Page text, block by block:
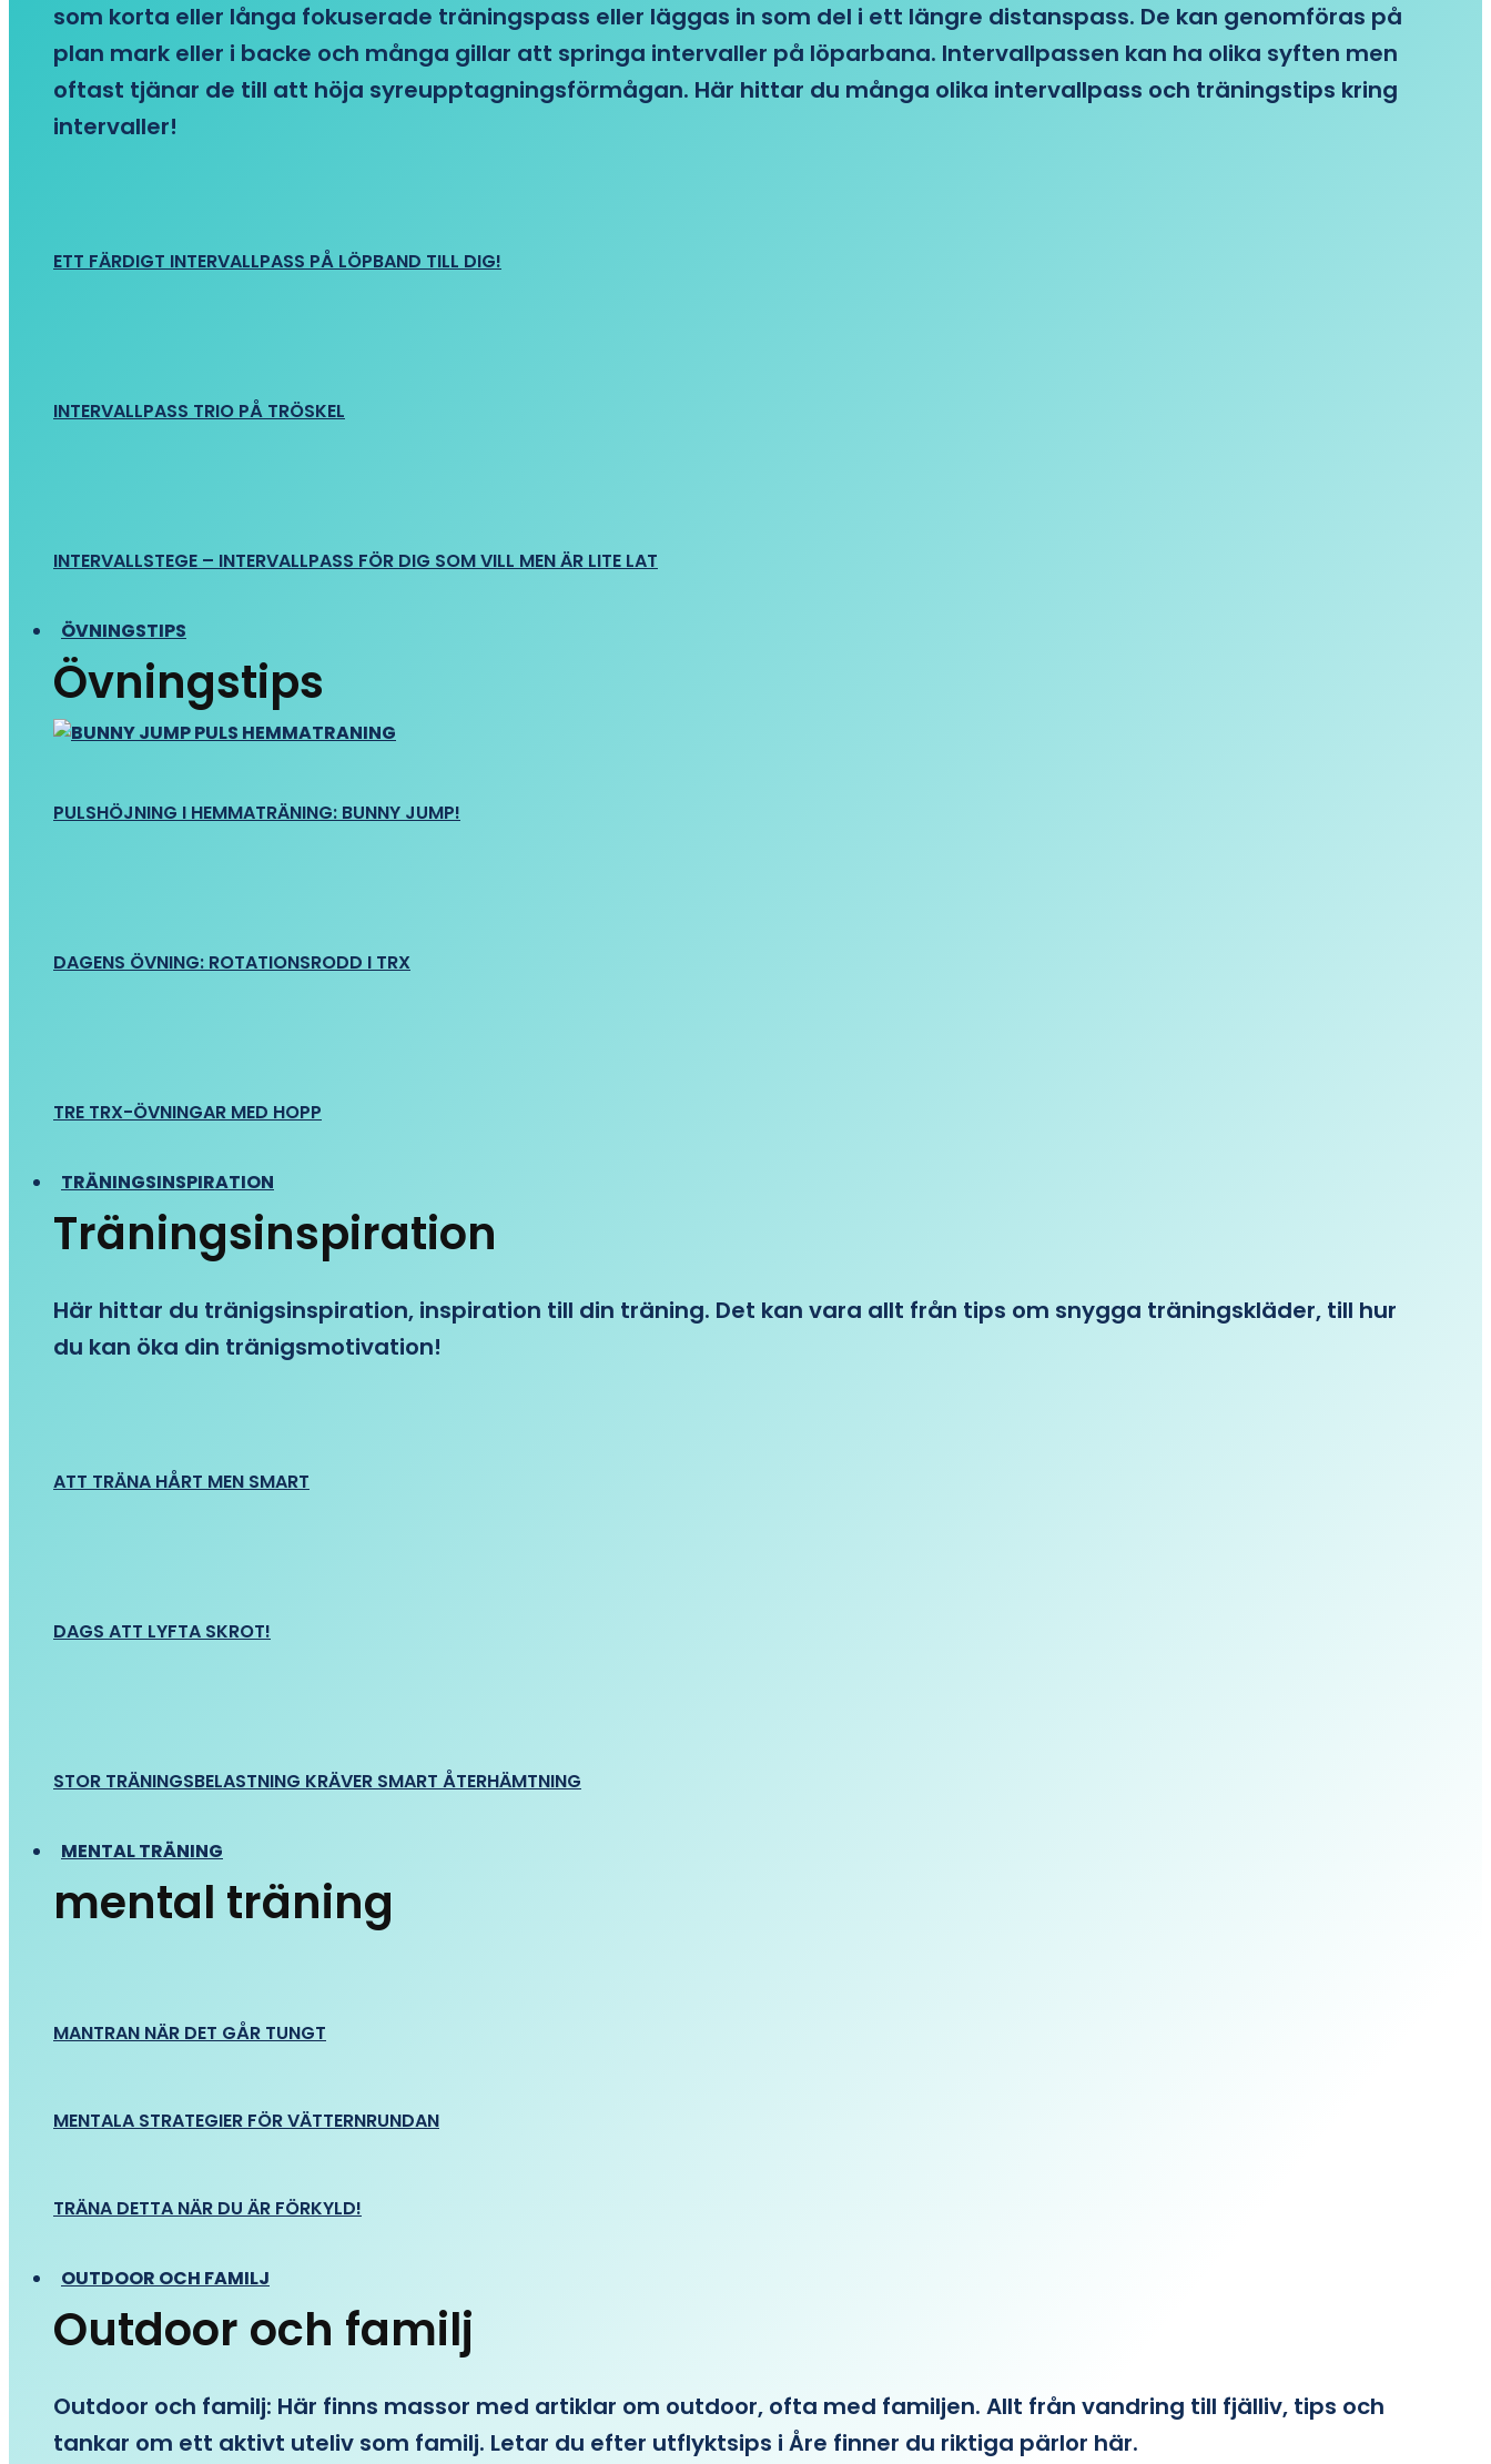
som korta eller långa fokuserade träningspass eller läggas in som del i ett längre distanspass. De kan genomföras på
plan mark eller i backe och många gillar att springa intervaller på löparbana. Intervallpassen kan ha olika syften men
oftast tjänar de till att höja syreupptagningsförmågan. Här hittar du många olika intervallpass och träningstips kring
intervaller!
ETT FÄRDIGT INTERVALLPASS PÅ LÖPBAND TILL DIG!
INTERVALLPASS TRIO PÅ TRÖSKEL
INTERVALLSTEGE – INTERVALLPASS FÖR DIG SOM VILL MEN ÄR LITE LAT
ÖVNINGSTIPS
Övningstips
PULSHÖJNING I HEMMATRÄNING: BUNNY JUMP!
DAGENS ÖVNING: ROTATIONSRODD I TRX
TRE TRX-ÖVNINGAR MED HOPP
TRÄNINGSINSPIRATION
Träningsinspiration
Här hittar du tränigsinspiration, inspiration till din träning. Det kan vara allt från tips om snygga träningskläder, till hur
du kan öka din tränigsmotivation!
ATT TRÄNA HÅRT MEN SMART
DAGS ATT LYFTA SKROT!
STOR TRÄNINGSBELASTNING KRÄVER SMART ÅTERHÄMTNING
MENTAL TRÄNING
mental träning
MANTRAN NÄR DET GÅR TUNGT
MENTALA STRATEGIER FÖR VÄTTERNRUNDAN
TRÄNA DETTA NÄR DU ÄR FÖRKYLD!
OUTDOOR OCH FAMILJ
Outdoor och familj
Outdoor och familj: Här finns massor med artiklar om outdoor, ofta med familjen. Allt från vandring till fjälliv, tips och
tankar om ett aktivt uteliv som familj. Letar du efter utflyktsips i Åre finner du riktiga pärlor här.